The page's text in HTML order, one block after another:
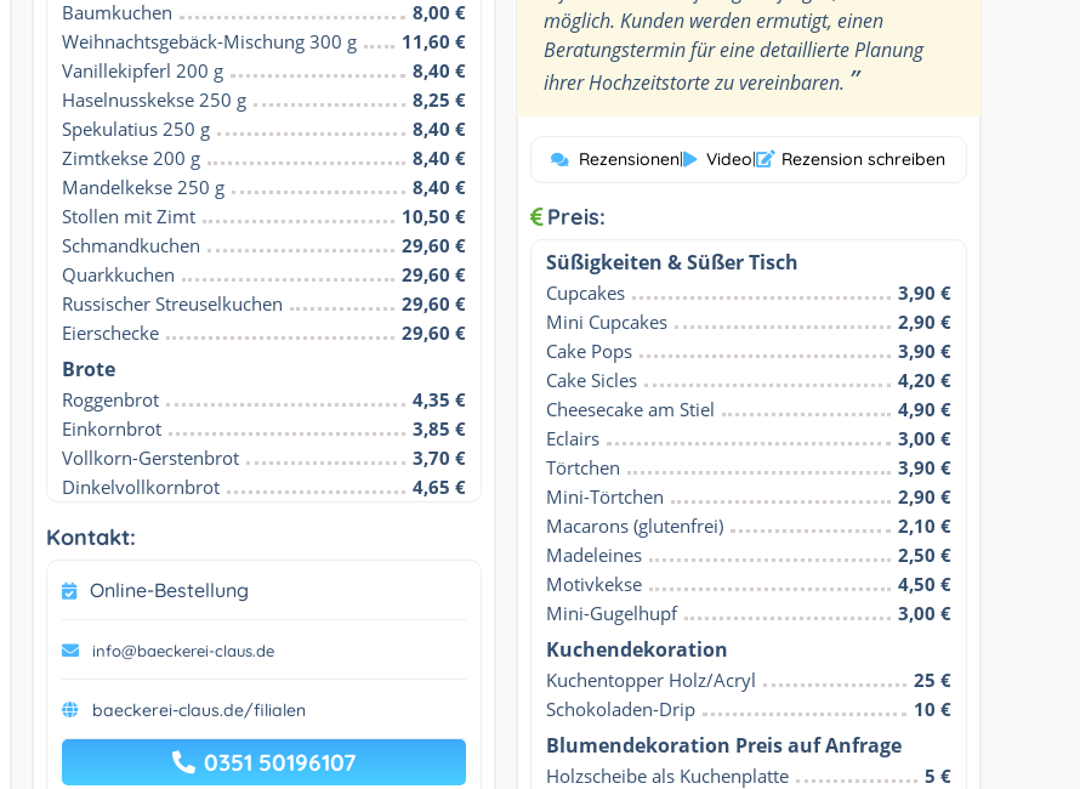
Baumkuchen
8,00 €
Weihnachtsgebäck-Mischung 300 g
11,60 €
Vanillekipferl 200 g
8,40 €
Haselnusskekse 250 g
8,25 €
Spekulatius 250 g
8,40 €
Zimtkekse 200 g
8,40 €
Mandelkekse 250 g
8,40 €
Stollen mit Zimt
10,50 €
Schmandkuchen
29,60 €
Quarkkuchen
29,60 €
Russischer Streuselkuchen
29,60 €
Eierschecke
29,60 €
Brote
Roggenbrot
4,35 €
Einkornbrot
3,85 €
Vollkorn-Gerstenbrot
3,70 €
Dinkelvollkornbrot
4,65 €
Kontakt:
Online-Bestellung
info@baeckerei-claus.de
baeckerei-claus.de/filialen
0351 50196107
möglich. Kunden werden ermutigt, einen
Beratungstermin für eine detaillierte Planung
ihrer Hochzeitstorte zu vereinbaren. ”
Rezensionen| Video| Rezension schreiben
Preis:
Süßigkeiten & Süßer Tisch
Cupcakes
3,90 €
Mini Cupcakes
2,90 €
Cake Pops
3,90 €
Cake Sicles
4,20 €
Cheesecake am Stiel
4,90 €
Eclairs
3,00 €
Törtchen
3,90 €
Mini-Törtchen
2,90 €
Macarons (glutenfrei)
2,10 €
Madeleines
2,50 €
Motivkekse
4,50 €
Mini-Gugelhupf
3,00 €
Kuchendekoration
Kuchentopper Holz/Acryl
25 €
Schokoladen-Drip
10 €
Blumendekoration Preis auf Anfrage
Holzscheibe als Kuchenplatte
5 €